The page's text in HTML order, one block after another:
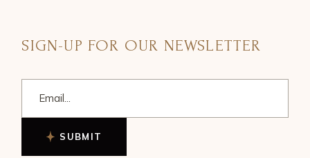
SIGN-UP FOR OUR NEWSLETTER
SUBMIT